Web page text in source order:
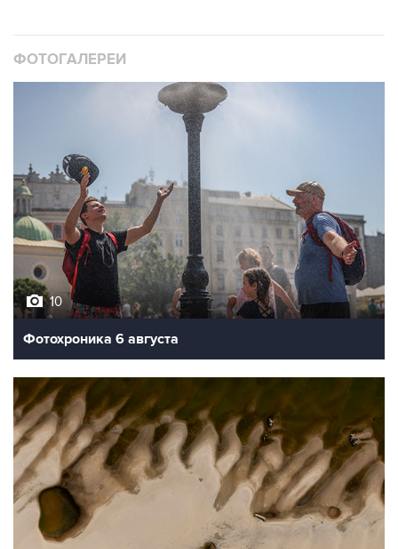
ФОТОГАЛЕРЕИ
10
Фотохроника 6 августа